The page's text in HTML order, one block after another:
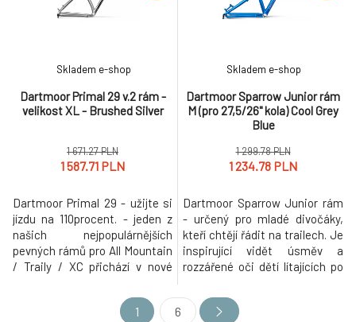
rádi jezdí na kole delší vzdále
rádi jezdí na kole delší vzdále
Dartmoor Primal 29 v.2 rám -
velikost XL - Brushed Silver
Skladem e-shop
1 671.27 PLN
1 587.71 PLN
Dartmoor Primal 29 - užijte si
jízdu na 110procent. - jeden z
našich nejpopulárnějších
pevných rámů pro All Mountain
/ Traily / XC přichází v nové
vylepšení, aby poskytl ještě
lepší zážitek z jízdy.
Dartmoor Sparrow Junior rám
M (pro 27,5/26" kola) Cool Grey
Blue
Skladem e-shop
1 299.78 PLN
1 234.78 PLN
Dartmoor Sparrow Junior rám
- určený pro mladé divočáky,
kteří chtějí řádit na trailech. Je
inspirující vidět úsměv a
rozzářené oči dětí lítajících po
verze prověřené trailové
mašiny. Ideální pro jezdce
1 6